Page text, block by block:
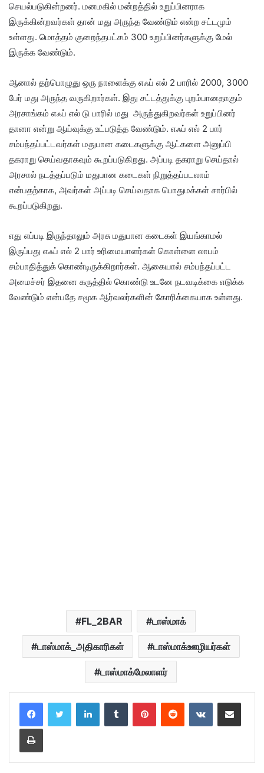
செயல்படுகின்றனர். மனமகில் மன்றத்தில் உறுப்பினராக
இருக்கின்றவர்கள் தான் மது அருந்த வேண்டும் என்ற சட்டமும்
உள்ளது. மொத்தம் குறைந்தபட்சம் 300 உறுப்பினர்களுக்கு மேல்
இருக்க வேண்டும்.
ஆனால் தற்பொழுது ஒரு நாளைக்கு எஃப் எல் 2 பாரில் 2000, 3000
பேர் மது அருந்த வருகிறார்கள். இது சட்டத்துக்கு புறம்பானதாகும்
அரசாங்கம் எஃப் எல் டு பாரில் மது அருந்துகிறவர்கள் உறுப்பினர்
தானா என்று ஆய்வுக்கு உட்படுத்த வேண்டும். எஃப் எல் 2 பார்
சம்பந்தப்பட்டவர்கள் மதுபான கடைகளுக்கு ஆட்களை அனுப்பி
தகராறு செய்வதாகவும் கூறப்படுகிறது. அப்படி தகராறு செய்தால்
அரசால் நடத்தப்படும் மதுபான கடைகள் நிறுத்தப்படலாம்
என்பதற்காக, அவர்கள் அப்படி செய்வதாக பொதுமக்கள் சார்பில்
கூறப்படுகிறது.
எது எப்படி இருந்தாலும் அரசு மதுபான கடைகள் இயங்காமல்
இருப்பது எஃப் எல் 2 பார் உரிமையாளர்கள் கொள்ளை லாபம்
சம்பாதித்துக் கொண்டிருக்கிறார்கள். ஆகையால் சம்பந்தப்பட்ட
அமைச்சர் இதனை கருத்தில் கொண்டு உடனே நடவடிக்கை எடுக்க
வேண்டும் என்பதே சமூக ஆர்வலர்களின் கோரிக்கையாக உள்ளது.
FL_2BAR டாஸ்மாக்
டாஸ்மாக்_அதிகாரிகள் டாஸ்மாக்ஊழியர்கள்
டாஸ்மாக்மேலாளர்
LinkedInTumblr PinterestReddit VKontakteShare via Email
Print